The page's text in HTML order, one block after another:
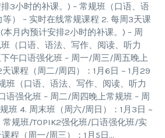
3小时的补课。) – 常规班（口语、语
） – 实时在线常规课程 2. 每周3天课
本月内预计安排2小时的补课。) – 周
（口语、语法、写作、阅读、听力
午口语强化班 – 周一/周三/周五晚上
课程（周二/周四）：1月6日 ~ 1月29
班（口语、语法、写作、阅读、听力
语强化班 – 周二/周四晚上常规班 – 周
班 4. 周末班（周六/周日）：1月3日 ~
常规班/TOPIK2强化班/口语强化班/实
程（周一/周三）：1月5日…